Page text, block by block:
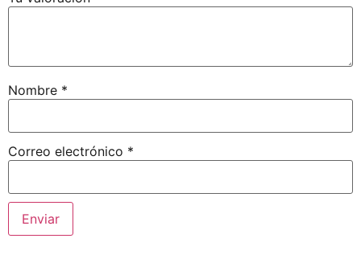
Nombre *
Correo electrónico *